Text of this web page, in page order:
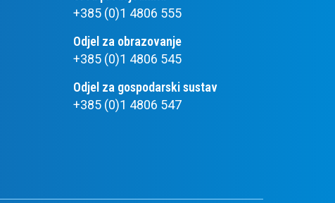
+385 (0)1 4806 555
Odjel za obrazovanje
+385 (0)1 4806 545
Odjel za gospodarski sustav
+385 (0)1 4806 547